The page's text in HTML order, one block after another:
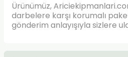
Ürünümüz,
darbelere karşı korumalı
gönderim anlayışıyla sizlere